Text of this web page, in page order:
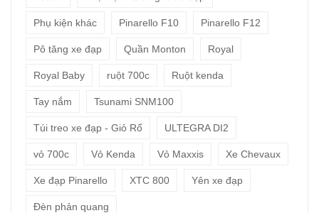
Phụ kiện khác Pinarello F10 Pinarello F12
Pô tăng xe đạp Quần Monton Royal
Royal Baby ruột 700c Ruột kenda
Tay nắm Tsunami SNM100
Túi treo xe đạp - Giỏ Rổ ULTEGRA DI2
vỏ 700c Vỏ Kenda Vỏ Maxxis Xe Chevaux
Xe đạp Pinarello XTC 800 Yên xe đạp
Đèn phản quang